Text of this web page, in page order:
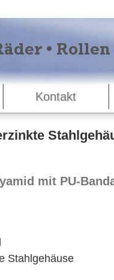
Kontakt
mit PU-
Stahlgehäuse